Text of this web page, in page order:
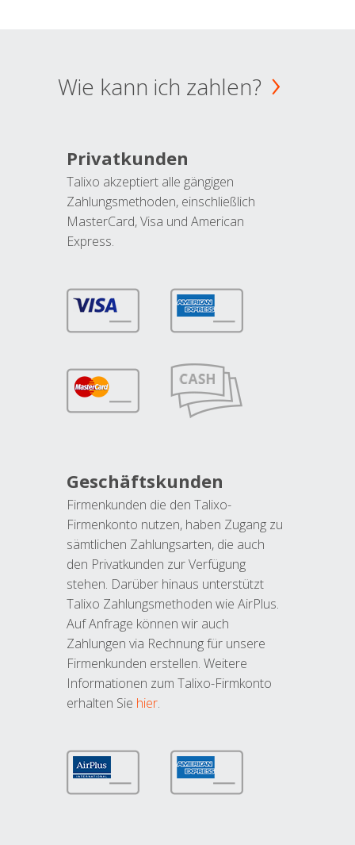
Wie kann ich zahlen?
Privatkunden
Talixo akzeptiert alle gängigen
Zahlungsmethoden, einschließlich
MasterCard, Visa und American
Express.
Geschäftskunden
Firmenkunden die den Talixo-
Firmenkonto nutzen, haben Zugang zu
sämtlichen Zahlungsarten, die auch
den Privatkunden zur Verfügung
stehen. Darüber hinaus unterstützt
Talixo Zahlungsmethoden wie AirPlus.
Auf Anfrage können wir auch
Zahlungen via Rechnung für unsere
Firmenkunden erstellen. Weitere
Informationen zum Talixo-Firmkonto
erhalten Sie hier.